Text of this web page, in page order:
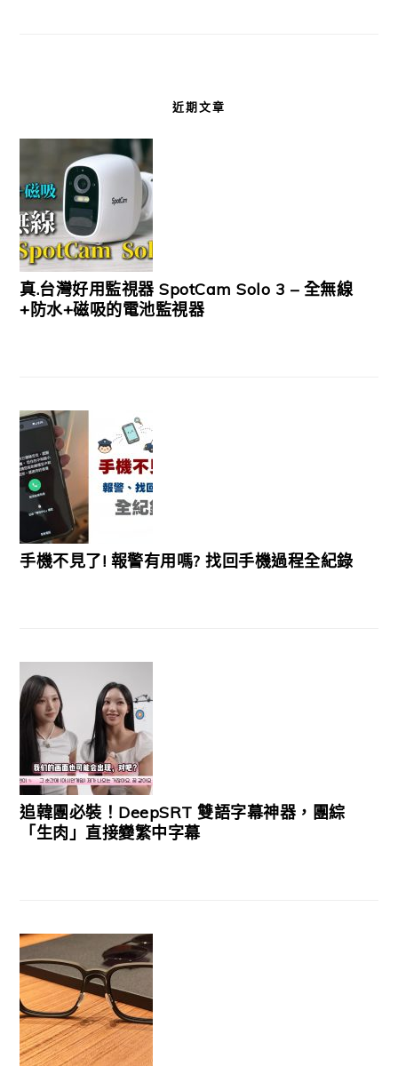
近期文章
真.台灣好用監視器 SpotCam Solo 3 – 全無線
+防水+磁吸的電池監視器
手機不見了! 報警有用嗎? 找回手機過程全紀錄
追韓團必裝！DeepSRT 雙語字幕神器，團綜
「生肉」直接變繁中字幕